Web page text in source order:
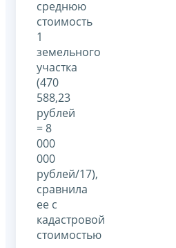
среднюю
стоимость
1
земельного
участка
(470
588,23
рублей
= 8
000
000
рублей/17),
сравнила
ее с
кадастровой
стоимостью